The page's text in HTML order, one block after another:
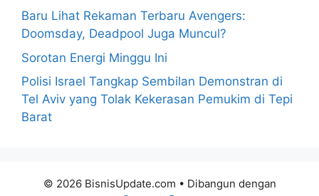
Baru Lihat Rekaman Terbaru Avengers:
Doomsday, Deadpool Juga Muncul?
Sorotan Energi Minggu Ini
Polisi Israel Tangkap Sembilan Demonstran di
Tel Aviv yang Tolak Kekerasan Pemukim di Tepi
Barat
© 2026 BisnisUpdate.com • Dibangun dengan